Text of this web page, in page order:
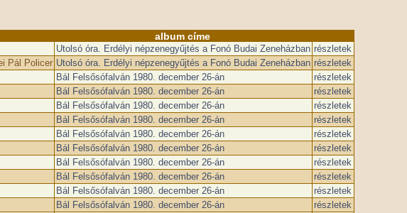
album címe
Utolsó óra. Erdélyi népzenegyűjtés a Fonó Budai Zeneházban részletek
Pál Policer Utolsó óra. Erdélyi népzenegyűjtés a Fonó Budai Zeneházban részletek
Bál Felsősófalván 1980. december 26-án
részletek
Bál Felsősófalván 1980. december 26-án
részletek
Bál Felsősófalván 1980. december 26-án
részletek
Bál Felsősófalván 1980. december 26-án
részletek
Bál Felsősófalván 1980. december 26-án
részletek
Bál Felsősófalván 1980. december 26-án
részletek
Bál Felsősófalván 1980. december 26-án
részletek
Bál Felsősófalván 1980. december 26-án
részletek
Bál Felsősófalván 1980. december 26-án
részletek
Bál Felsősófalván 1980. december 26-án
részletek